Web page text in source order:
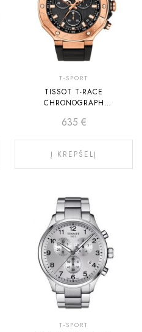
T-SPORT
TISSOT T-RACE
CHRONOGRAPH
635 €
Į KREPŠELĮ
T-SPORT